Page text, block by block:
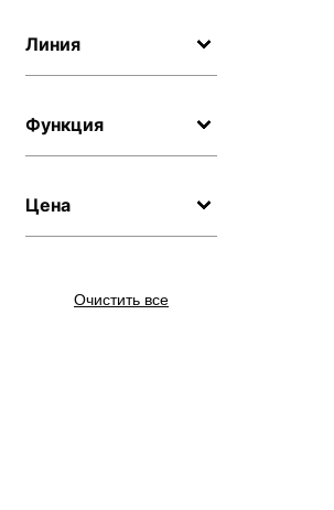
Линия
Функция
Цена
Очистить все